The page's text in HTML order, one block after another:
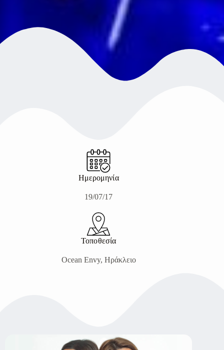
Ημερομηνία
19/07/17
Τοποθεσία
Ocean Envy, Ηράκλειο